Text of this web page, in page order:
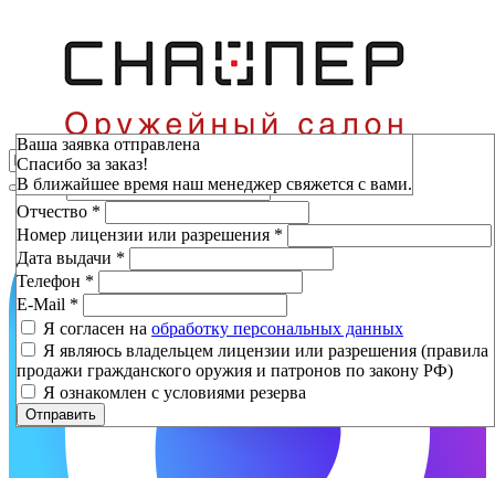
Зарезервировать
Фамилия*
Имя*
Отчество *
Номер лицензии или разрешения *
Дата выдачи *
Телефон *
E-Mail *
Я согласен на обработку персональных данных
Я являюсь владельцем лицензии или разрешения (правила
продажи гражданского оружия и патронов по закону РФ)
Я ознакомлен с условиями резерва
Отправить
Ваша заявка отправлена
Спасибо за заказ!
В ближайшее время наш менеджер свяжется с вами.